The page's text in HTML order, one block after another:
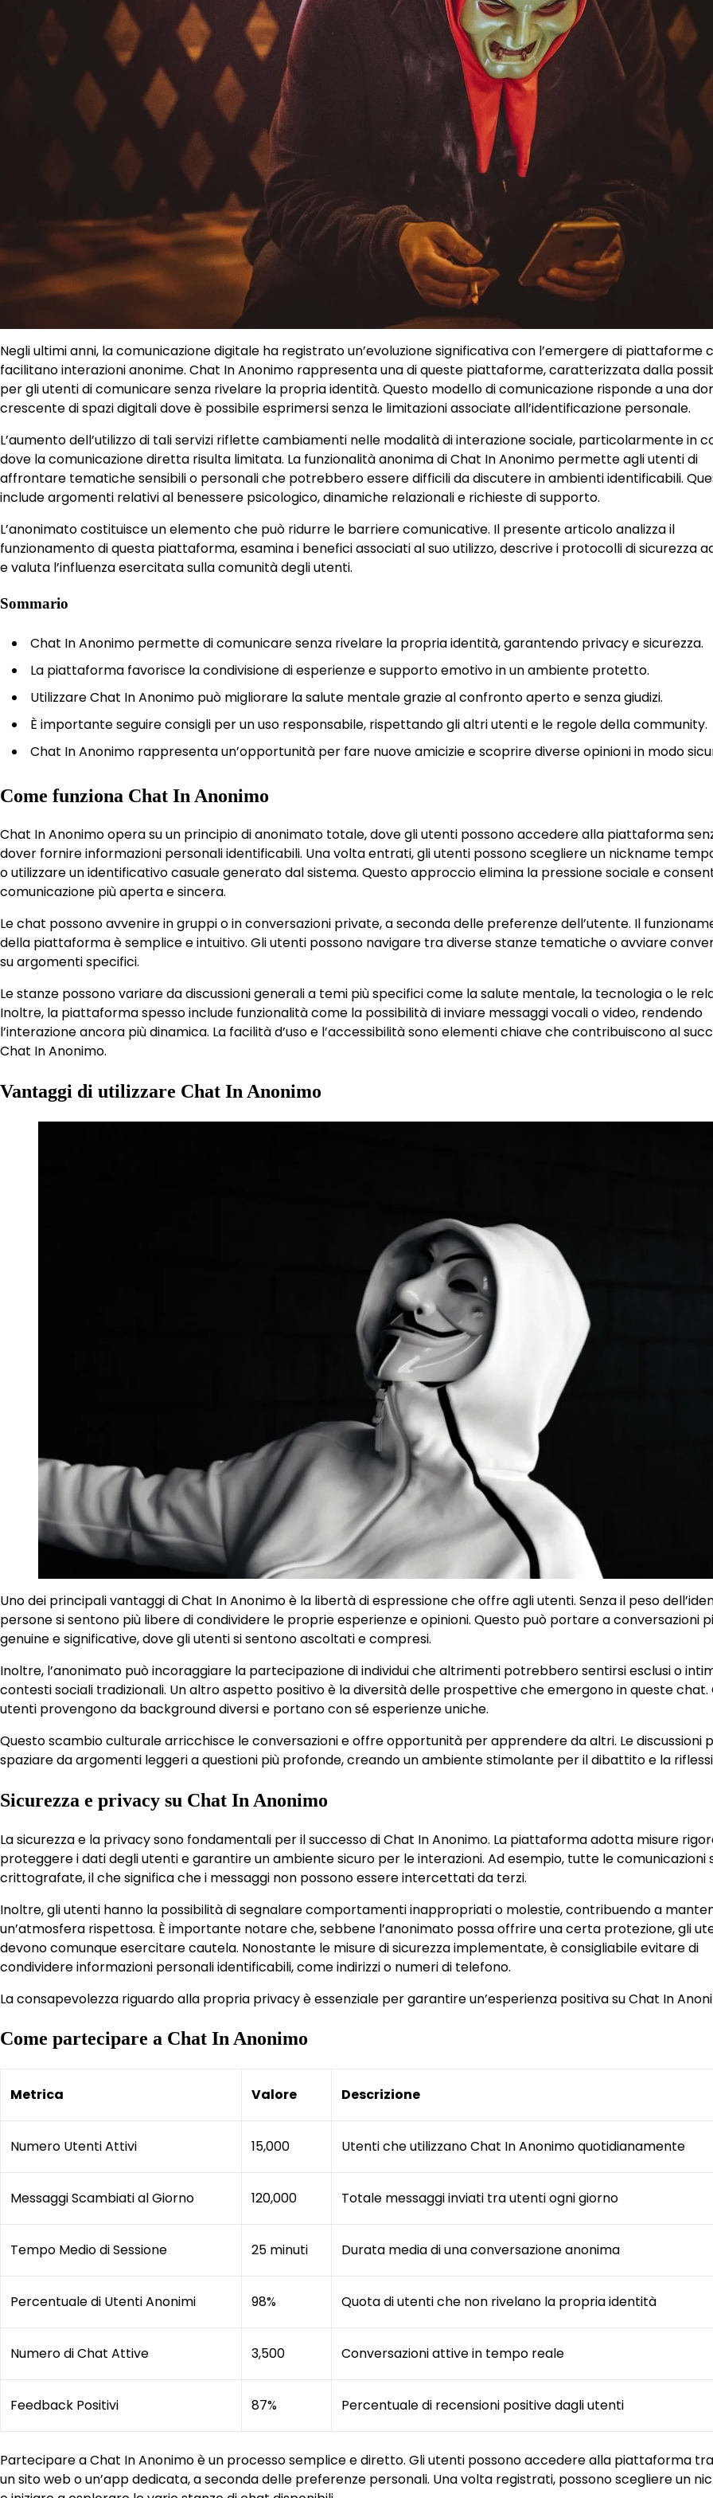
Negli ultimi anni, la comunicazione digitale ha registrato un’evoluzione significativa con l’emergere di piattaforme
facilitano interazioni anonime. Chat In Anonimo rappresenta una di queste piattaforme, caratterizzata dalla
per gli utenti di comunicare senza rivelare la propria identità. Questo modello di comunicazione risponde a una
crescente di spazi digitali dove è possibile esprimersi senza le limitazioni associate all’identificazione personale.
L’aumento dell’utilizzo di tali servizi riflette cambiamenti nelle modalità di interazione sociale, particolarmente in
dove la comunicazione diretta risulta limitata. La funzionalità anonima di Chat In Anonimo permette agli utenti di
affrontare tematiche sensibili o personali che potrebbero essere difficili da discutere in ambienti identificabili.
include argomenti relativi al benessere psicologico, dinamiche relazionali e richieste di supporto.
L’anonimato costituisce un elemento che può ridurre le barriere comunicative. Il presente articolo analizza il
funzionamento di questa piattaforma, esamina i benefici associati al suo utilizzo, descrive i protocolli di sicurezza
e valuta l’influenza esercitata sulla comunità degli utenti.
Sommario
Chat In Anonimo permette di comunicare senza rivelare la propria identità, garantendo privacy e sicurezza.
La piattaforma favorisce la condivisione di esperienze e supporto emotivo in un ambiente protetto.
Utilizzare Chat In Anonimo può migliorare la salute mentale grazie al confronto aperto e senza giudizi.
È importante seguire consigli per un uso responsabile, rispettando gli altri utenti e le regole della community.
Chat In Anonimo rappresenta un’opportunità per fare nuove amicizie e scoprire diverse opinioni in modo
Come funziona Chat In Anonimo
Chat In Anonimo opera su un principio di anonimato totale, dove gli utenti possono accedere alla piattaforma
dover fornire informazioni personali identificabili. Una volta entrati, gli utenti possono scegliere un nickname
o utilizzare un identificativo casuale generato dal sistema. Questo approccio elimina la pressione sociale e
comunicazione più aperta e sincera.
Le chat possono avvenire in gruppi o in conversazioni private, a seconda delle preferenze dell’utente. Il
della piattaforma è semplice e intuitivo. Gli utenti possono navigare tra diverse stanze tematiche o avviare
su argomenti specifici.
Le stanze possono variare da discussioni generali a temi più specifici come la salute mentale, la tecnologia o le
Inoltre, la piattaforma spesso include funzionalità come la possibilità di inviare messaggi vocali o video, rendendo
l’interazione ancora più dinamica. La facilità d’uso e l’accessibilità sono elementi chiave che contribuiscono al
Chat In Anonimo.
Vantaggi di utilizzare Chat In Anonimo
Uno dei principali vantaggi di Chat In Anonimo è la libertà di espressione che offre agli utenti. Senza il peso
persone si sentono più libere di condividere le proprie esperienze e opinioni. Questo può portare a conversazioni
genuine e significative, dove gli utenti si sentono ascoltati e compresi.
Inoltre, l’anonimato può incoraggiare la partecipazione di individui che altrimenti potrebbero sentirsi esclusi o
contesti sociali tradizionali. Un altro aspetto positivo è la diversità delle prospettive che emergono in queste chat.
utenti provengono da background diversi e portano con sé esperienze uniche.
Questo scambio culturale arricchisce le conversazioni e offre opportunità per apprendere da altri. Le discussioni
spaziare da argomenti leggeri a questioni più profonde, creando un ambiente stimolante per il dibattito e la
Sicurezza e privacy su Chat In Anonimo
La sicurezza e la privacy sono fondamentali per il successo di Chat In Anonimo. La piattaforma adotta misure
proteggere i dati degli utenti e garantire un ambiente sicuro per le interazioni. Ad esempio, tutte le comunicazioni
crittografate, il che significa che i messaggi non possono essere intercettati da terzi.
Inoltre, gli utenti hanno la possibilità di segnalare comportamenti inappropriati o molestie, contribuendo a
un’atmosfera rispettosa. È importante notare che, sebbene l’anonimato possa offrire una certa protezione, gli
devono comunque esercitare cautela. Nonostante le misure di sicurezza implementate, è consigliabile evitare di
condividere informazioni personali identificabili, come indirizzi o numeri di telefono.
La consapevolezza riguardo alla propria privacy è essenziale per garantire un’esperienza positiva su Chat In
Come partecipare a Chat In Anonimo
Metrica Valore Descrizione
Numero Utenti Attivi 15,000 Utenti che utilizzano Chat In Anonimo quotidianamente
Messaggi Scambiati al Giorno 120,000 Totale messaggi inviati tra utenti ogni giorno
Tempo Medio di Sessione 25 minuti Durata media di una conversazione anonima
Percentuale di Utenti Anonimi 98% Quota di utenti che non rivelano la propria identità
Numero di Chat Attive 3,500 Conversazioni attive in tempo reale
Feedback Positivi 87% Percentuale di recensioni positive dagli utenti
Partecipare a Chat In Anonimo è un processo semplice e diretto. Gli utenti possono accedere alla piattaforma
un sito web o un’app dedicata, a seconda delle preferenze personali. Una volta registrati, possono scegliere un